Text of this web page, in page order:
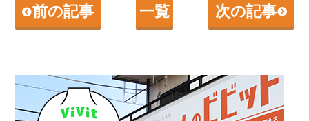
前の記事 一覧 次の記事